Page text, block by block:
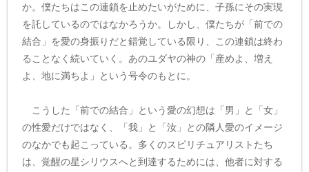
か。僕たちはこの連鎖を止めたいがために、子孫にその実現
を託しているのではなかろうか。しかし、僕たちが「前での
結合」を愛の身振りだと錯覚している限り、この連鎖は終わ
ることなく続いていく。あのユダヤの神の「産めよ、増え
よ、地に満ちよ」という号令のもとに。
こうした「前での結合」という愛の幻想は「男」と「女」
の性愛だけではなく、「我」と「汝」との隣人愛のイメージ
のなかでも起こっている。多くのスピリチュアリストたち
は、覚醒の星シリウスへと到達するためには、他者に対する